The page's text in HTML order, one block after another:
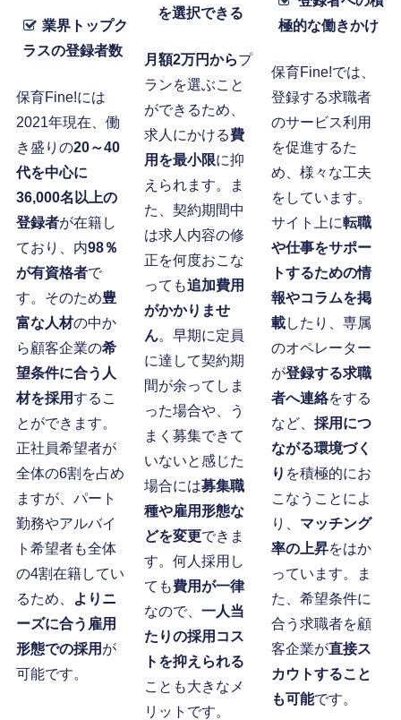
業界トップク
ラスの登録者数
保育Fine!には
2021年現在、働
き盛りの20～40
代を中心に
36,000名以上の
登録者が在籍し
ており、内98％
が有資格者で
す。そのため豊
富な人材の中か
ら顧客企業の希
望条件に合う人
材を採用するこ
とができます。
正社員希望者が
全体の6割を占め
ますが、パート
勤務やアルバイ
ト希望者も全体
の4割在籍してい
るため、
よりニ
ーズに合う雇用
形態での採用 が
可能です。
を選択できる
月額2万円からプ
ランを選ぶこと
ができるため、
求人にかける費
用を最小限に抑
えられます。ま
た、契約期間中
は求人内容の修
正を何度おこな
っても追加費用
がかかりませ
ん 。早期に定員
に達して契約期
間が余ってしま
った場合や、う
まく募集できて
いないと感じた
場合には募集職
種や雇用形態な
どを変更できま
す。何人採用し
ても費用が一律
なので、 一人当
たりの採用コス
トを抑えられる
ことも大きなメ
リットです。
極的な働きかけ
保育Fine!では、
登録する求職者
のサービス利用
を促進するた
め、様々な工夫
をしています。
サイト上に転職
や仕事をサポー
トするための情
報やコラムを掲
載したり、専属
のオペレーター
が登録する求職
者へ連絡をする
など、採用につ
ながる環境づく
り を積極的にお
こなうことによ
り、 マッチング
率の上昇をはか
っています。ま
た、希望条件に
合う求職者を顧
客企業が直接ス
カウトすること
も可能です。